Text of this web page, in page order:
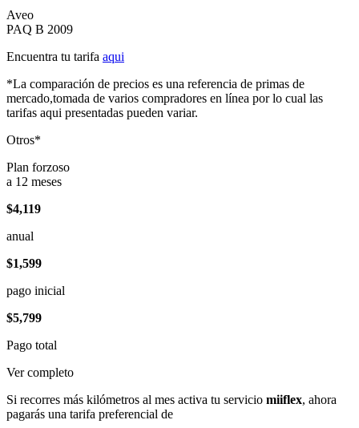
Aveo
PAQ B 2009
Encuentra tu tarifa aqui
*La comparación de precios es una referencia de primas de
mercado,tomada de varios compradores en línea por lo cual las
tarifas aqui presentadas pueden variar.
Otros*
Plan forzoso
a 12 meses
$4,119
anual
$1,599
pago inicial
$5,799
Pago total
Ver completo
Si recorres más kilómetros al mes activa tu servicio miiflex, ahora
pagarás una tarifa preferencial de